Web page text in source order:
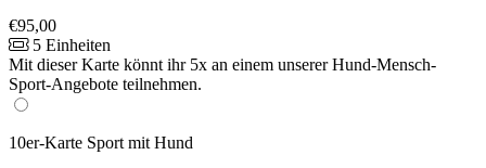
€95,00
5 Einheiten
Mit dieser Karte könnt ihr 5x an einem unserer Hund-Mensch-
Sport-Angebote teilnehmen.
10er-Karte Sport mit Hund